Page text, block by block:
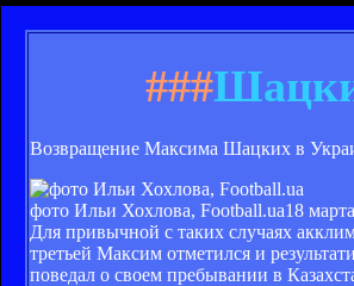
###
Возвращение Максима Шацких в
фото Ильи Хохлова, Football.ua18
Для привычной с таких случаях
третьей Максим отметился и
поведал о своем пребывании в